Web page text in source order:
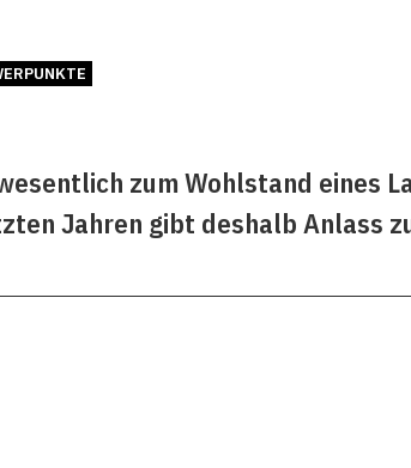
zum Wohlstand eines
Jahren gibt deshalb Anlass